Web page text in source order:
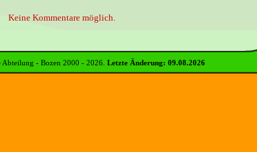
Keine Kommentare möglich.
Abteilung - Bozen 2000 - 2026 Letzte Änderung: 09.08.2026